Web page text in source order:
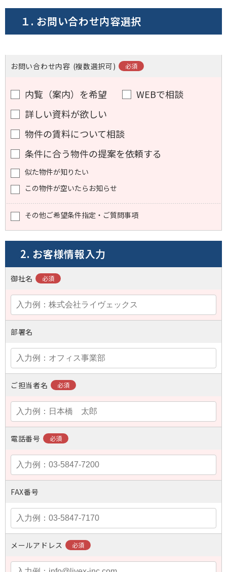
１. お問い合わせ内容選択
お問い合わせ内容 (複数選択可)
内覧（案内）を希望
WEBで相談
詳しい資料が欲しい
物件の賃料について相談
条件に合う物件の提案を依頼する
似た物件が知りたい
この物件が空いたらお知らせ
その他ご希望条件指定・ご質問事項
2. お客様情報入力
御社名
部署名
ご担当者名
電話番号
FAX番号
メールアドレス